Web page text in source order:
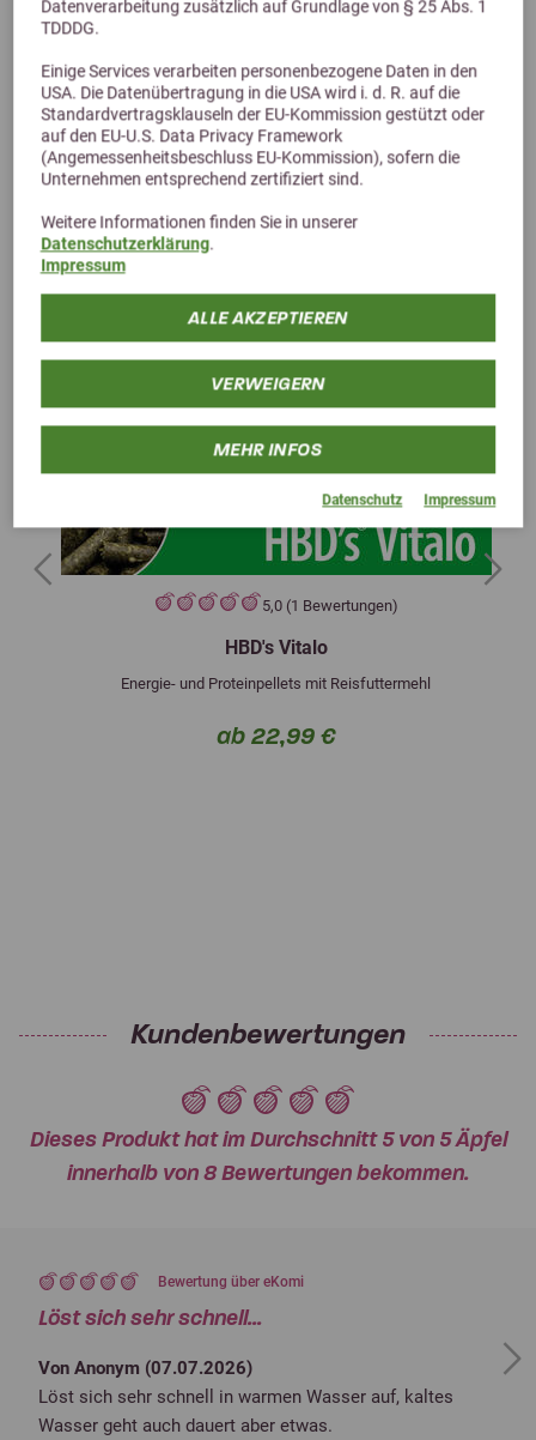
Datenverarbeitung zusätzlich auf Grundlage von § 25 Abs. 1
TDDDG.
Einige Services verarbeiten personenbezogene Daten in den
USA. Die Datenübertragung in die USA wird i. d. R. auf die
Standardvertragsklauseln der EU-Kommission gestützt oder
auf den EU-U.S. Data Privacy Framework
(Angemessenheitsbeschluss EU-Kommission), sofern die
Unternehmen entsprechend zertifiziert sind.
Weitere Informationen finden Sie in unserer
Datenschutzerklärung.
Impressum
ALLE AKZEPTIEREN
VERWEIGERN
MEHR INFOS
Datenschutz Impressum
Alternative Produkte
5,0 (1 Bewertungen)
HBD's Vitalo
Energie- und Proteinpellets mit Reisfuttermehl
ab 22,99 €
Previous Next
Kundenbewertungen
Dieses Produkt hat im Durchschnitt 5 von 5 Äpfel
innerhalb von 8 Bewertungen bekommen.
Bewertung über eKomi
Löst sich sehr schnell...
Von Anonym (07.07.2026)
Löst sich sehr schnell in warmen Wasser auf, kaltes
Wasser geht auch dauert aber etwas.
Next